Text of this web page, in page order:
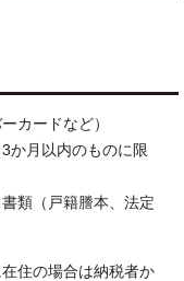
カードなど）
か月以内のものに限
類（戸籍謄本、法定
住の場合は納税者か